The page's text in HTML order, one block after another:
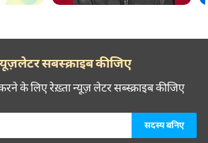
सबस्क्राइब कीजिए
करने के लिए रेख़्ता न्यूज़ लेटर सब्स्क्राइब कीजिए